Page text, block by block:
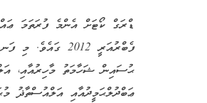
ފެބްރުއަރީ
ޙުސައިން ޝަހާމަތު މާހިރުއާއި،
ޢަބްދުލްޙަމީދުއާއި އަލްއުސްތާޛު